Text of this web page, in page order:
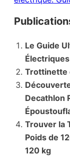
Le Guide
Trottinette
Decathlon
Trouver la
Poids de
120 kg